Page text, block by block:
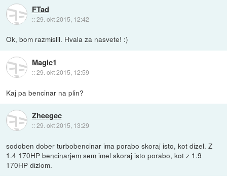
FTad
::29. okt 2015, 12:42
Ok, bom razmislil. Hvala za nasvete! :)
Magic1
::29. okt 2015, 12:59
Kaj pa bencinar na plin?
Zheegec
::29. okt 2015, 13:29
sodoben dober turbobencinar ima porabo skoraj isto, kot dizel. Z
1.4 170HP bencinarjem sem imel skoraj isto porabo, kot z 1.9
170HP dizlom.